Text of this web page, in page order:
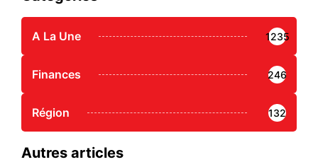
A La Une 1235
Finances 246
Région 132
Autres articles